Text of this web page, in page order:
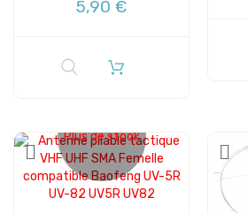
5,90 €
Plus de stock